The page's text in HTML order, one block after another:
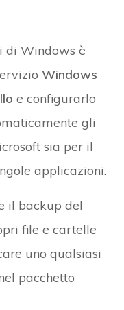
di Windows è
Windows
e configurarlo
gli
sia per il
applicazioni.
il backup del
file e cartelle
uno qualsiasi
pacchetto